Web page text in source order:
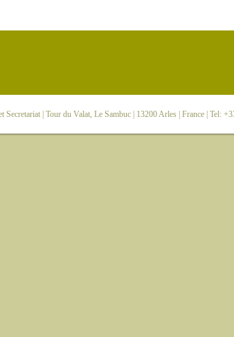
Secretariat| Tour du Valat, Le Sambuc | 13200 Arles | France | Tel: